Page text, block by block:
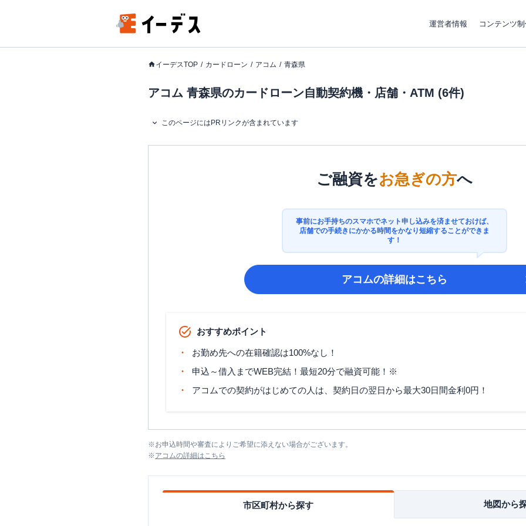
運営者情報 コンテンツ
イーデスTOP カードローン アコム 青森県
アコム 青森県のカードローン自動契約機・店舗・ATM (6件)
このページにはPRリンクが含まれています
ご融資をお急ぎの方へ
事前にお手持ちのスマホでネット申し込みを済ませておけば、
店舗での手続きにかかる時間をかなり短縮することができま
す！
アコムの詳細はこちら
おすすめポイント
お勤め先への在籍確認は100%なし！
申込～借入までWEB完結！最短20分で融資可能！※
アコムでの契約がはじめての人は、契約日の翌日から最大30日間金利0円！
※お申込時間や審査によりご希望に添えない場合がございます。
※アコムの詳細はこちら
市区町村から探す 地図から